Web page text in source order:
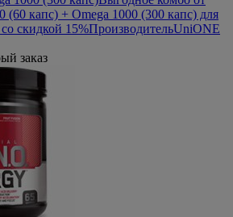
(60 капс) + Omega 1000 (300 капс) для
скидкой 15%ПроизводительUniONE
заказ